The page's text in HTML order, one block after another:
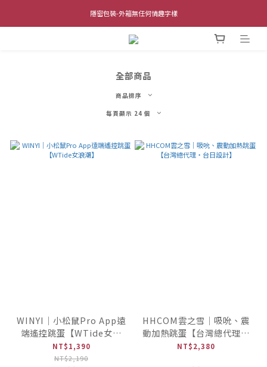
全館單筆滿$1,000 超商取貨免運費 (不含離島及海外地區)
隱密包裝-外箱無任何情趣字樣
全館單筆滿$1,000 超商取貨免運費 (不含離島及海外地區)
全部商品
商品排序
每頁顯示 24 個
WINYI｜小松鼠Pro App遠
端遙控跳蛋【WTide女浪
潮】
NT$1,390
NT$2,190
HHCOM雲之雪｜吸吮、震
動加熱跳蛋【台灣總代理・
台日設計】
NT$2,380